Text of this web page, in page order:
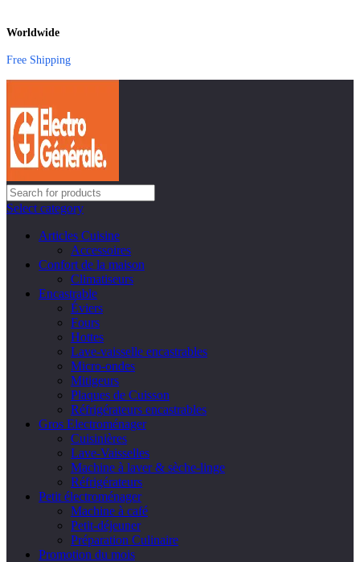
Worldwide
Free Shipping
Select category
Articles Cuisine
Accessoires
Confort de la maison
Climatiseurs
Encastrable
Éviers
Fours
Hottes
Lave-vaisselle encastrables
Micro-ondes
Mitigeurs
Plaques de Cuisson
Réfrigérateurs encastrables
Gros Electroménager
Cuisinières
Lave-Vaisselles
Machine à laver & sèche-linge
Réfrigérateurs
Petit électroménager
Machine à café
Petit-déjeuner
Préparation Culinaire
Promotion du mois